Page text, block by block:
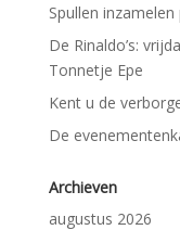
Spullen
De Rinaldo’s:
Tonnetje Epe
Kent u de
De
Archieven
augustus 2026